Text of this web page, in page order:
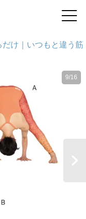
だけ｜いつもと違う筋
9/16